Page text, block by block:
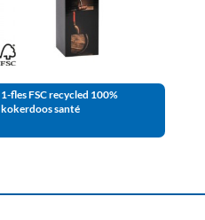
1-fles FSC recycled 100%
kokerdoos santé